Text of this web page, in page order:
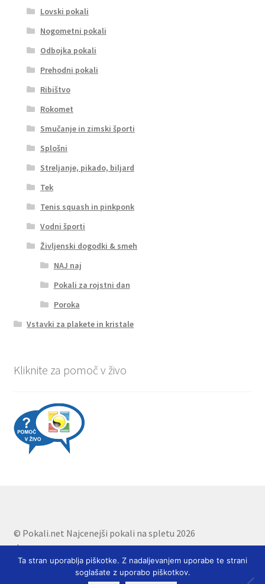
Lovski pokali
Nogometni pokali
Odbojka pokali
Prehodni pokali
Ribištvo
Rokomet
Smučanje in zimski športi
Splošni
Streljanje, pikado, biljard
Tek
Tenis squash in pinkponk
Vodni športi
Življenski dogodki & smeh
NAJ naj
Pokali za rojstni dan
Poroka
Vstavki za plakete in kristale
Kliknite za pomoč v živo
© Pokali.net Najcenejši pokali na spletu 2026
.
Ta stran uporablja piškotke. Z nadaljevanjem uporabe te strani
soglašate z uporabo piškotkov.